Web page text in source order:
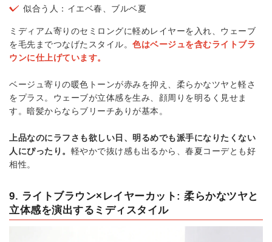
似合う人：イエベ春、ブルベ夏
ミディアム寄りのセミロングに軽めレイヤーを入れ、ウェーブ
を毛先までつなげたスタイル。 色はベージュを含むライトブラ
ウンに仕上げています。
ベージュ寄りの暖色トーンが赤みを抑え、柔らかなツヤと軽さ
をプラス。ウェーブが立体感を生み、顔周りを明るく見せま
す。暗髪からならブリーチありが基本。
上品なのにラフさも欲しい日、明るめでも派手になりたくない
人にぴったり。 軽やかで抜け感も出るから、春夏コーデとも好
相性。
9. ライトブラウン×レイヤーカット: 柔らかなツヤと
立体感を演出するミディスタイル